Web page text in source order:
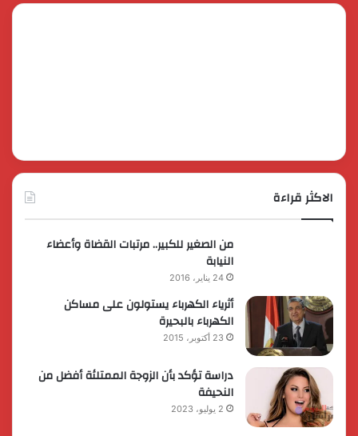
الاكثر قراءة
من الصغير للكبير.. مرتبات القضاة وأعضاء
النيابة
24 يناير، 2016
أثرياء الكهرباء يستولون على مساكن
الكهرباء بالبحيرة
23 أكتوبر، 2015
دراسة تؤكد بأن الزوجة الممتلئة أفضل من
النحيفة
2 يوليو، 2023